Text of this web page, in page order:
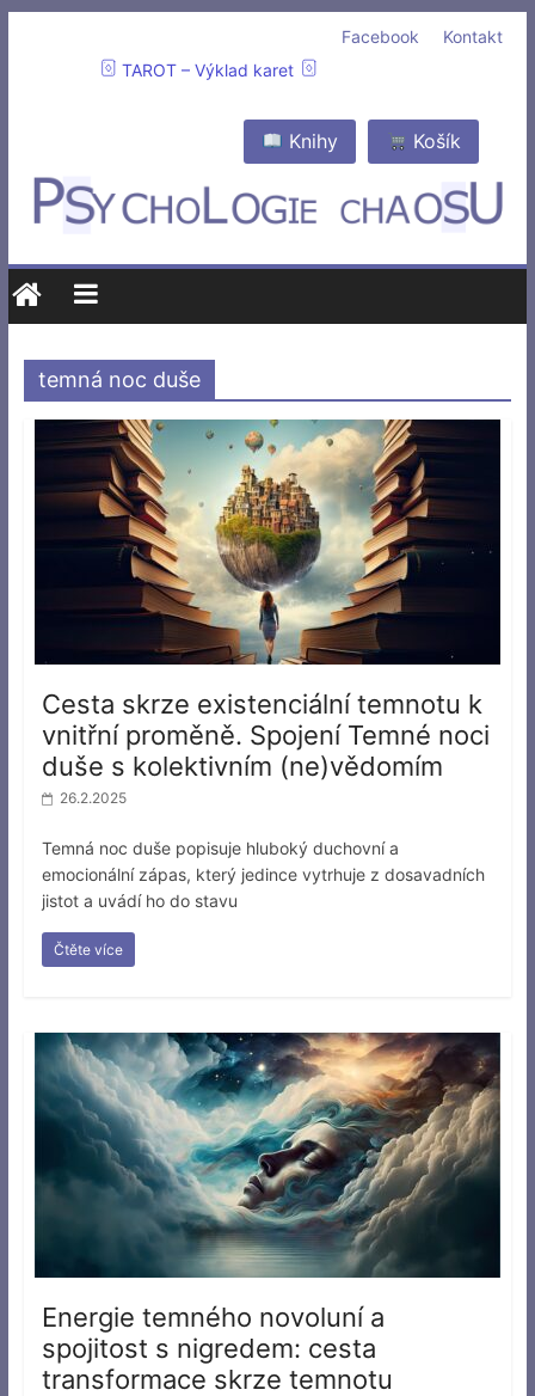
Kontakt
Facebook
TAROT – Výklad karet
Košík
Knihy
temná noc duše
Cesta skrze existenciální temnotu k
vnitřní proměně. Spojení Temné noci
duše s kolektivním (ne)vědomím
26.2.2025
Temná noc duše popisuje hluboký duchovní a
emocionální zápas, který jedince vytrhuje z dosavadních
jistot a uvádí ho do stavu
Čtěte více
Energie temného novoluní a
spojitost s nigredem: cesta
transformace skrze temnotu